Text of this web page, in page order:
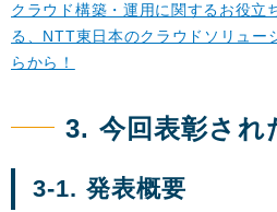
クラウド構築・運用に関するお役立
る、NTT東日本のクラウドソリュー
らから！
3. 今回表彰され
3-1. 発表概要